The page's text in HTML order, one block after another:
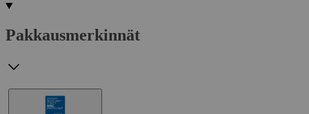
Pakkausmerkinnät